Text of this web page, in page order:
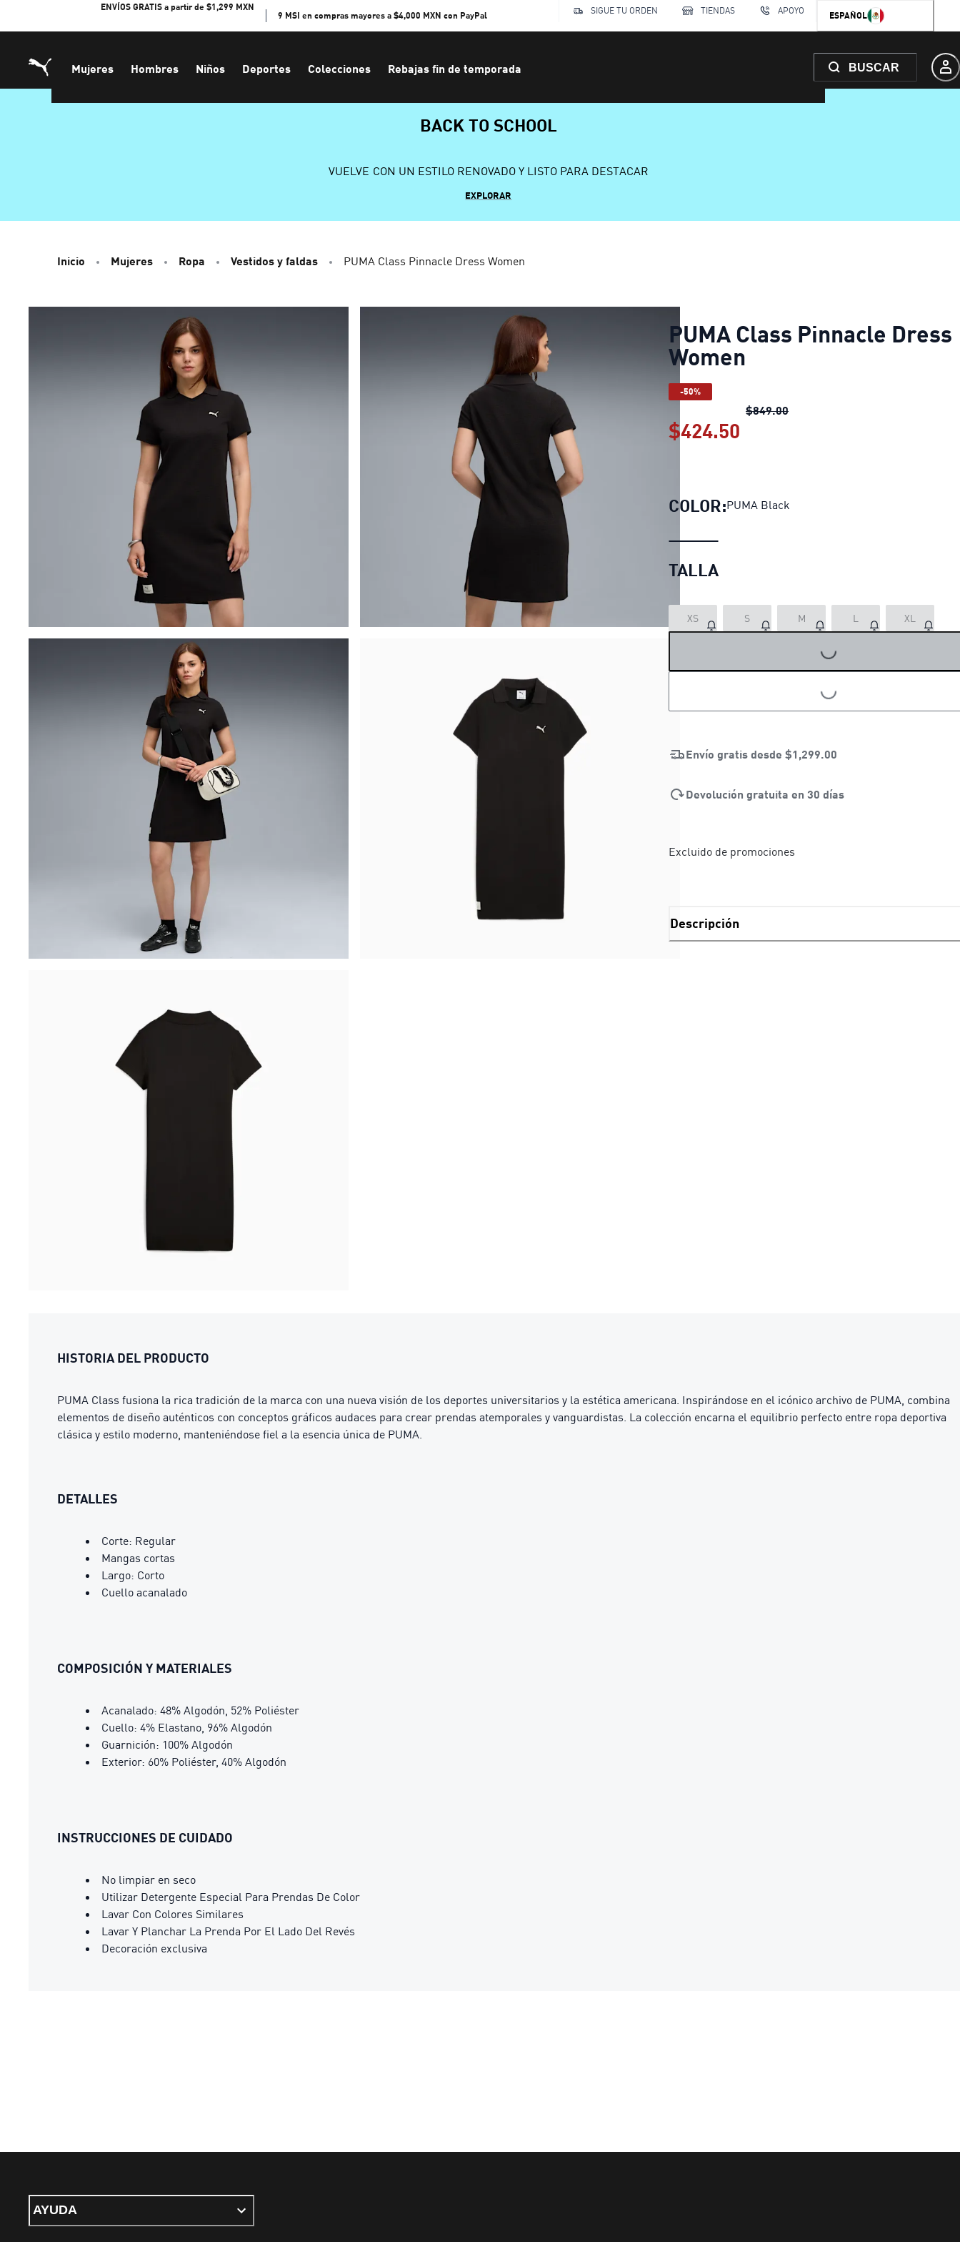
ENVÍOS GRATIS a partir de $1,299 MXN
9 MSI en compras mayores a $4,000 MXN con PayPal
SIGUE TU ORDEN TIENDAS APOYO ESPAÑOL
Mujeres Hombres Niños Deportes Colecciones Rebajas fin de temporada BUSCAR
BACK TO SCHOOL
VUELVE CON UN ESTILO RENOVADO Y LISTO PARA DESTACAR
EXPLORAR
Inicio Mujeres Ropa Vestidos y faldas PUMA Class Pinnacle Dress Women
PUMA Class Pinnacle Dress
Women
-50%
$849.00PUMA Class Pinnacle Dress
$424.50
COLOR:PUMA Black
TALLA
XS S M L XL
LOADING...
LOADING...
Envío gratis desde $1,299.00
Devolución gratuita en 30 días
Excluido de promociones
Descripción
HISTORIA DEL PRODUCTO
PUMA Class fusiona la rica tradición de la marca con una nueva visión de los deportes universitarios y la estética americana. Inspirándose en el icónico archivo de PUMA, combina
elementos de diseño auténticos con conceptos gráficos audaces para crear prendas atemporales y vanguardistas. La colección encarna el equilibrio perfecto entre ropa deportiva
clásica y estilo moderno, manteniéndose fiel a la esencia única de PUMA.
DETALLES
Corte: Regular
Mangas cortas
Largo: Corto
Cuello acanalado
COMPOSICIÓN Y MATERIALES
Acanalado: 48% Algodón, 52% Poliéster
Cuello: 4% Elastano, 96% Algodón
Guarnición: 100% Algodón
Exterior: 60% Poliéster, 40% Algodón
INSTRUCCIONES DE CUIDADO
No limpiar en seco
Utilizar Detergente Especial Para Prendas De Color
Lavar Con Colores Similares
Lavar Y Planchar La Prenda Por El Lado Del Revés
Decoración exclusiva
AYUDA